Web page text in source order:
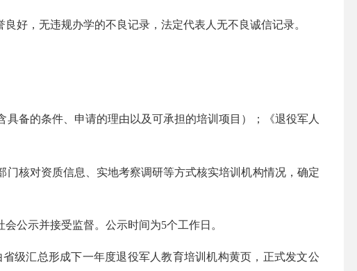
，无违规办学的不良记录，法定代表人无不良诚信记录。
备的条件、申请的理由以及可承担的培训项目）；《退役军人
核对资质信息、实地考察调研等方式核实培训机构情况，确定
公示并接受监督。公示时间为5个工作日。
汇总形成下一年度退役军人教育培训机构黄页，正式发文公